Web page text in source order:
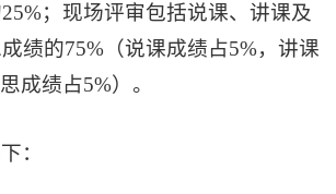
；现场评审包括说课、讲课及
绩的75%（说课成绩占5%，讲课
成绩占5%）。
：